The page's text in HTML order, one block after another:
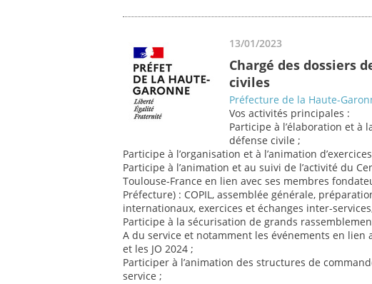
13/01/2023
Chargé des dossiers
civiles
Préfecture de la Haute-
Vos activités principales :
Participe à l’élaboration et à
défense civile ;
Participe à l’organisation et à l’animation
Participe à l’animation et au suivi de l’activité du
Toulouse-France en lien avec ses membres
Préfecture) : COPIL, assemblée générale,
internationaux, exercices et échanges inter-
Participe à la sécurisation de grands
A du service et notamment les événements en lien
et les JO 2024 ;
Participer à l’animation des structures de
service ;